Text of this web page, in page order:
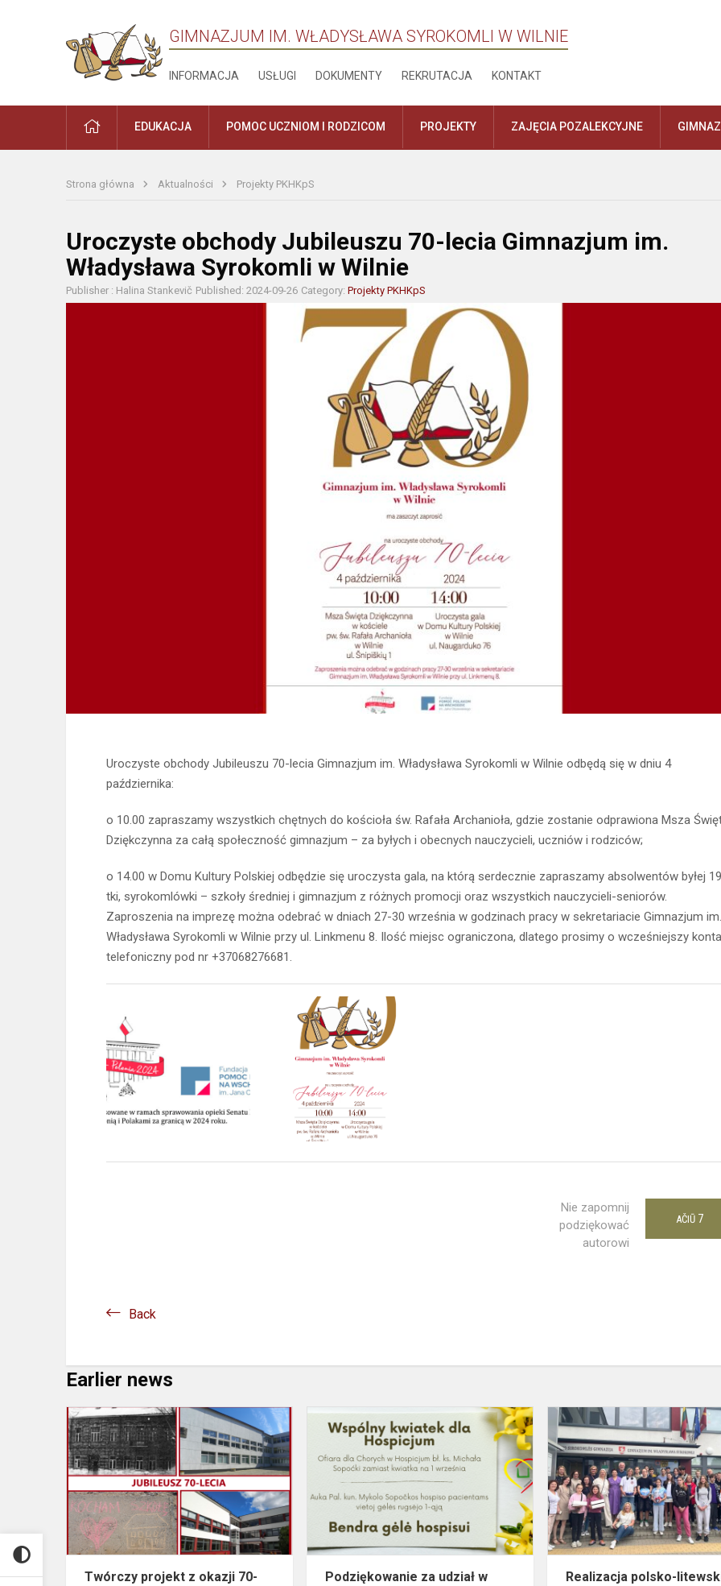
GIMNAZJUM IM. WŁADYSŁAWA SYROKOMLI W WILNIE
INFORMACJA USŁUGI DOKUMENTY REKRUTACJA KONTAKT
PRADŽIAEDUKACJA POMOC UCZNIOM I RODZICOM PROJEKTY ZAJĘCIA POZALEKCYJNE
Strona główna Aktualności Projekty PKHKpS
Uroczyste obchody Jubileuszu 70-lecia Gimnazjum im.
Władysława Syrokomli w Wilnie
Publisher : Halina Stankevič Published: 2024-09-26 Category: Projekty PKHKpS
Uroczyste obchody Jubileuszu 70-lecia Gimnazjum im. Władysława Syrokomli w Wilnie odbędą się w dniu 4
października:
o 10.00 zapraszamy wszystkich chętnych do kościoła św. Rafała Archanioła, gdzie zostanie odprawiona Msza
Dziękczynna za całą społeczność gimnazjum – za byłych i obecnych nauczycieli, uczniów i rodziców;
o 14.00 w Domu Kultury Polskiej odbędzie się uroczysta gala, na którą serdecznie zapraszamy absolwentów byłej
tki, syrokomlówki – szkoły średniej i gimnazjum z różnych promocji oraz wszystkich nauczycieli-seniorów.
Zaproszenia na imprezę można odebrać w dniach 27-30 września w godzinach pracy w sekretariacie Gimnazjum im.
Władysława Syrokomli w Wilnie przy ul. Linkmenu 8. Ilość miejsc ograniczona, dlatego prosimy o wcześniejszy
telefoniczny pod nr +37068276681.
Nie zapomnij
podziękować
autorowi
AČIŪ 7
Back
Earlier news
Twórczy
projekt
szkoły
„Dziękujemy...
Twórczy projekt z okazji 70-
Podziękowanie
za
udział
w
projekcie
„Wspólny
Kwiatek
dla
Podziękowanie za udział w
Realizacja polsko-